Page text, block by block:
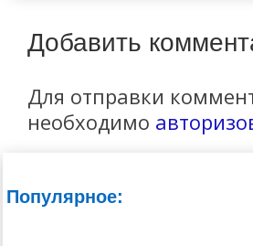
Добавить
Для отправки
необходимо
Популярное: